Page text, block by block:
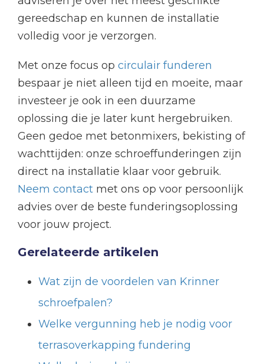
gereedschap en kunnen de installatie
volledig voor je verzorgen.
Met onze focus op circulair funderen
bespaar je niet alleen tijd en moeite, maar
investeer je ook in een duurzame
oplossing die je later kunt hergebruiken.
Geen gedoe met betonmixers, bekisting of
wachttijden: onze schroeffunderingen zijn
direct na installatie klaar voor gebruik.
Neem contact met ons op voor persoonlijk
advies over de beste funderingsoplossing
voor jouw project.
Gerelateerde artikelen
Wat zijn de voordelen van Krinner
schroefpalen?
Welke vergunning heb je nodig voor
terrasoverkapping fundering